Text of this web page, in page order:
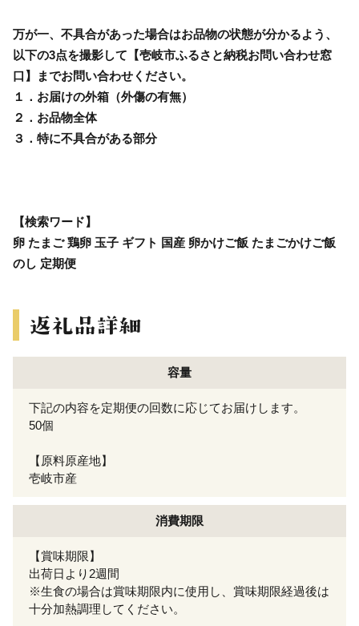
万が一、不具合があった場合はお品物の状態が分かるよう、
以下の3点を撮影して【壱岐市ふるさと納税お問い合わせ窓
口】までお問い合わせください。
１．お届けの外箱（外傷の有無）
２．お品物全体
３．特に不具合がある部分
【検索ワード】
卵 たまご 鶏卵 玉子 ギフト 国産 卵かけご飯 たまごかけご飯
のし 定期便
容量
下記の内容を定期便の回数に応じてお届けします。
50個
【原料原産地】
壱岐市産
消費期限
【賞味期限】
出荷日より2週間
※生食の場合は賞味期限内に使用し、賞味期限経過後は
十分加熱調理してください。